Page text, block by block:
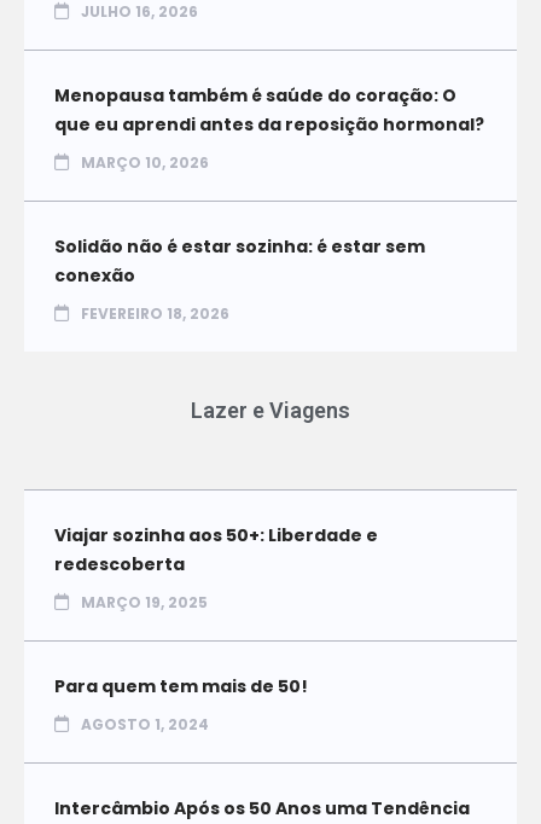
JULHO 16, 2026
Menopausa também é saúde do coração: O
que eu aprendi antes da reposição hormonal?
MARÇO 10, 2026
Solidão não é estar sozinha: é estar sem
conexão
FEVEREIRO 18, 2026
Lazer e Viagens
Viajar sozinha aos 50+: Liberdade e
redescoberta
MARÇO 19, 2025
Para quem tem mais de 50!
AGOSTO 1, 2024
Intercâmbio Após os 50 Anos uma Tendência